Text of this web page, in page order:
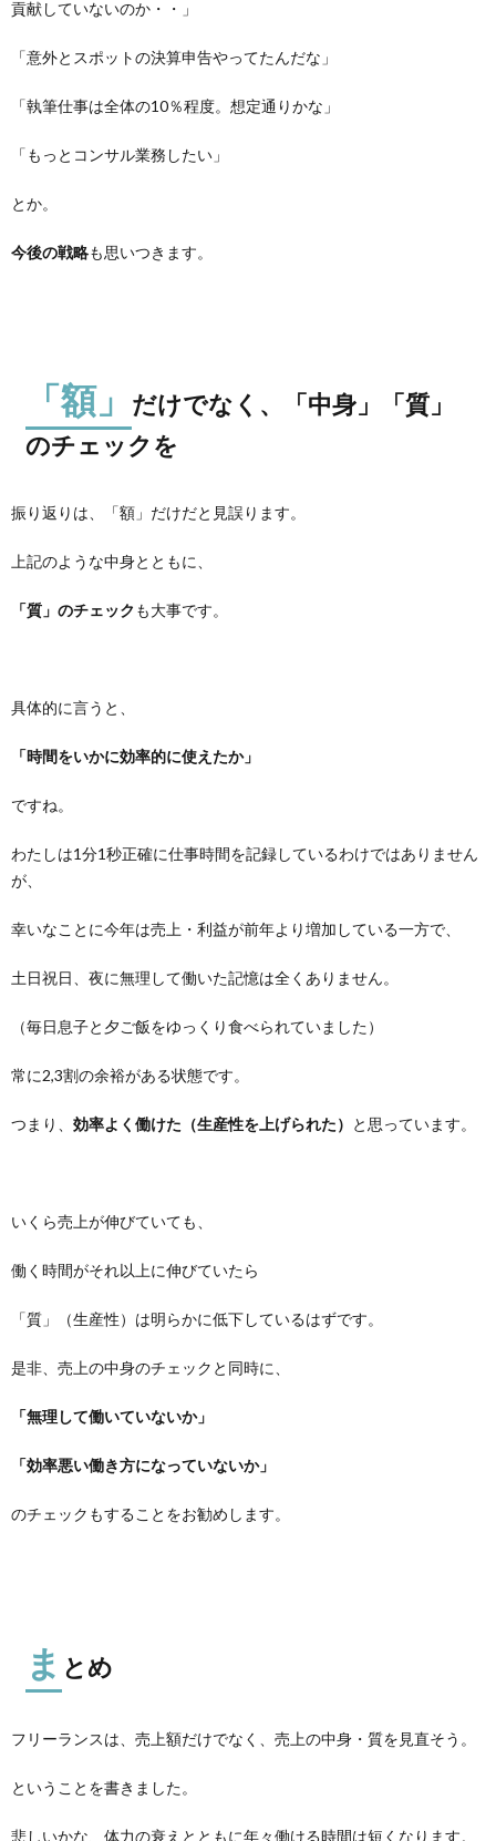
貢献していないのか・・」
「意外とスポットの決算申告やってたんだな」
「執筆仕事は全体の10％程度。想定通りかな」
「もっとコンサル業務したい」
とか。
今後の戦略も思いつきます。
「額」
だけでなく、「中身」「質」
のチェックを
振り返りは、「額」だけだと見誤ります。
上記のような中身とともに、
「質」のチェック も大事です。
具体的に言うと、
「時間をいかに効率的に使えたか」
ですね。
わたしは1分1秒正確に仕事時間を記録しているわけではありません
が、
幸いなことに今年は売上・利益が前年より増加している一方で、
土日祝日、夜に無理して働いた記憶は全くありません。
（毎日息子と夕ご飯をゆっくり食べられていました）
常に2,3割の余裕がある状態です。
つまり、 効率よく働けた（生産性を上げられた） と思っています。
いくら売上が伸びていても、
働く時間がそれ以上に伸びていたら
「質」（生産性）は明らかに低下しているはずです。
是非、売上の中身のチェックと同時に、
「無理して働いていないか」
「効率悪い働き方になっていないか」
のチェックもすることをお勧めします。
ま とめ
フリーランスは、売上額だけでなく、売上の中身・質を見直そう。
ということを書きました。
悲しいかな、体力の衰えとともに年々働ける時間は短くなります。